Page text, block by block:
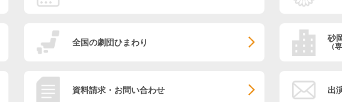
全国の劇団ひまわり 砂
（
資料請求・お問い合わせ 出